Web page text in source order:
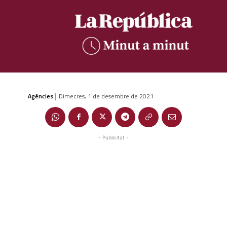
Agències | Dimecres, 1 de desembre de 2021
- Publicitat -